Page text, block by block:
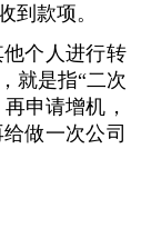
到款项。
个人进行转
就是指“二次
申请增机，
做一次公司